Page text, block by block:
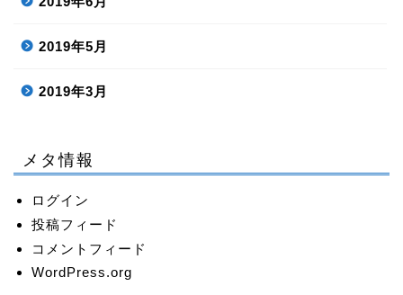
2019年5月
2019年3月
メタ情報
ログイン
投稿フィード
コメントフィード
WordPress.org